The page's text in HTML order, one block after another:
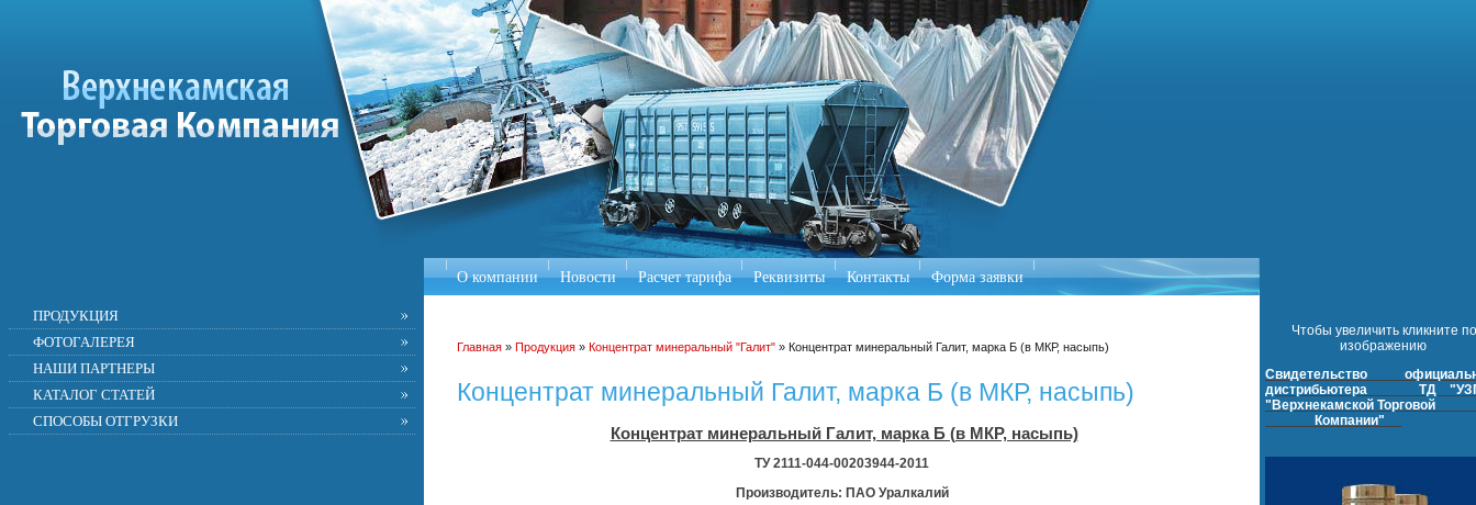
ПРОДУКЦИЯ
ФОТОГАЛЕРЕЯ
НАШИ ПАРТНЕРЫ
КАТАЛОГ СТАТЕЙ
СПОСОБЫ ОТГРУЗКИ
О компании Новости Расчет тарифа Реквизиты Контакты Форма заявки
Главная » Продукция » Концентрат минеральный "Галит" » Концентрат минеральный Галит, марка Б (в МКР, насыпь)
Концентрат минеральный Галит, марка Б (в МКР, насыпь)
Концентрат минеральный Галит, марка Б (в МКР, насыпь)
ТУ 2111-044-00203944-2011
Производитель: ПАО Уралкалий
Чтобы увеличить кликните по
изображению
Свидетельство
дистрибьютера ТД
"Верхнекамской
Компании"